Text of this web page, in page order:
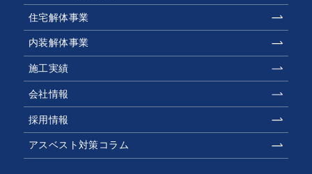
住宅解体事業
内装解体事業
施工実績
会社情報
採用情報
アスベスト対策コラム